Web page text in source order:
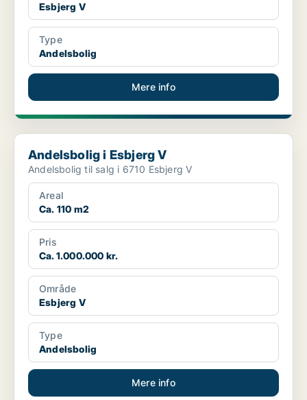
Esbjerg V
Type
Andelsbolig
Mere info
Andelsbolig i Esbjerg V
Andelsbolig i Esbjerg V
Andelsbolig til salg i 6710 Esbjerg V
Areal
Ca. 110 m2
Pris
Ca. 1.000.000 kr.
Område
Esbjerg V
Type
Andelsbolig
Mere info